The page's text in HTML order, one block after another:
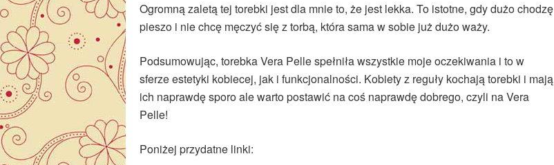
Ogromną zaletą tej torebki jest dla mnie to, że jest lekka. To istotne, gdy dużo chodzę
pieszo i nie chcę męczyć się z torbą, która sama w sobie już dużo waży.
Podsumowując, torebka Vera Pelle spełniła wszystkie moje oczekiwania i to w
sferze estetyki kobiecej, jak i funkcjonalności. Kobiety z reguły kochają torebki i mają
ich naprawdę sporo ale warto postawić na coś naprawdę dobrego, czyli na Vera
Pelle!
Poniżej przydatne linki: